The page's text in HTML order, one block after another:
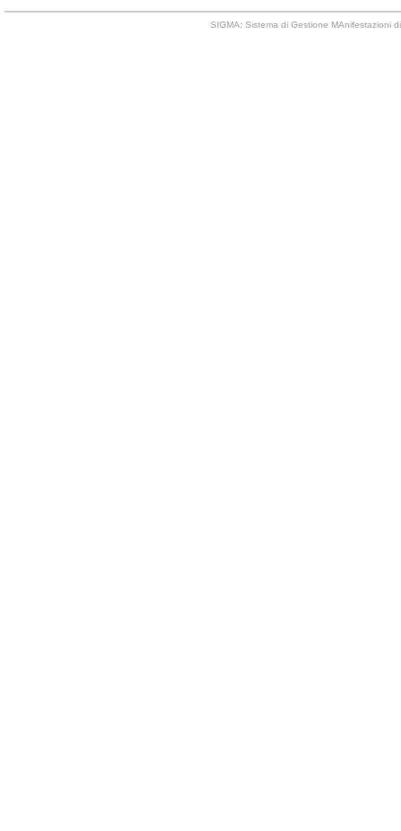
SIGMA: Sistema di Gestione MAnifestazioni